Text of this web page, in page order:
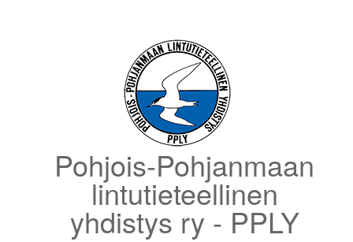
Pohjois-Pohjanmaan
lintutieteellinen
yhdistys ry - PPLY